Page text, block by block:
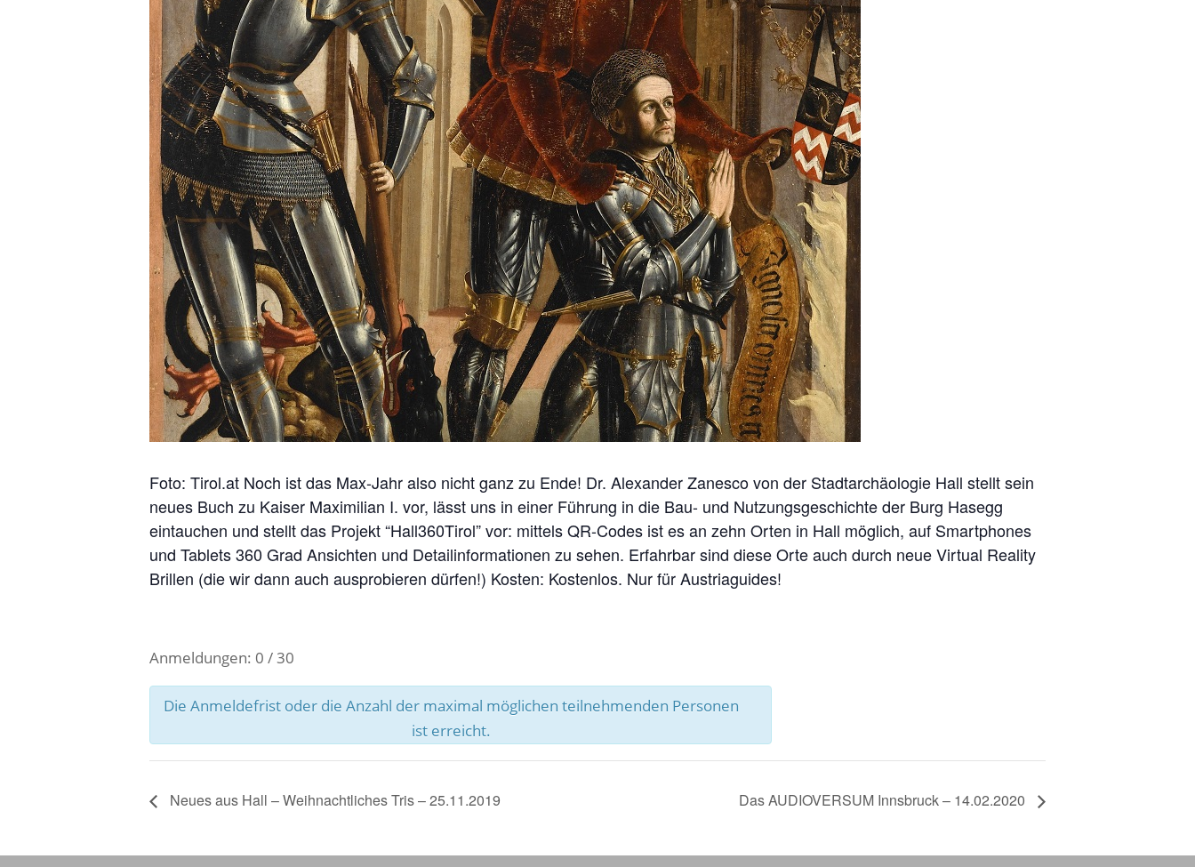
Foto: Tirol.at Noch ist das Max-Jahr also nicht ganz zu Ende! Dr. Alexander Zanesco von der Stadtarchäologie Hall stellt sein
neues Buch zu Kaiser Maximilian I. vor, lässt uns in einer Führung in die Bau- und Nutzungsgeschichte der Burg Hasegg
eintauchen und stellt das Projekt “Hall360Tirol” vor: mittels QR-Codes ist es an zehn Orten in Hall möglich, auf Smartphones
und Tablets 360 Grad Ansichten und Detailinformationen zu sehen. Erfahrbar sind diese Orte auch durch neue Virtual Reality
Brillen (die wir dann auch ausprobieren dürfen!) Kosten: Kostenlos. Nur für Austriaguides!
Anmeldungen: 0 / 30
Die Anmeldefrist oder die Anzahl der maximal möglichen teilnehmenden Personen
ist erreicht.
Neues aus Hall – Weihnachtliches Tris – 25.11.2019 Das AUDIOVERSUM Innsbruck – 14.02.2020